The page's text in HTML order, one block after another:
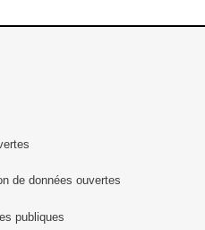
de données ouvertes
publiques